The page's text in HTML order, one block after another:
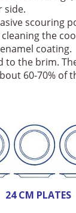
side.
scouring
the
coating.
to the brim.
60-70% of
24 CM PLATES